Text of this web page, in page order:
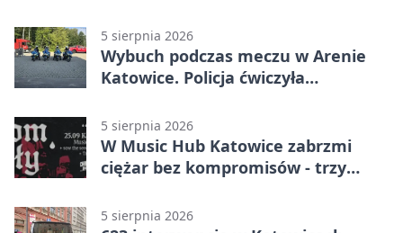
5 sierpnia 2026
Wybuch podczas meczu w Arenie
Katowice. Policja ćwiczyła
5 sierpnia 2026
W Music Hub Katowice zabrzmi
ciężar bez kompromisów - trzy
5 sierpnia 2026